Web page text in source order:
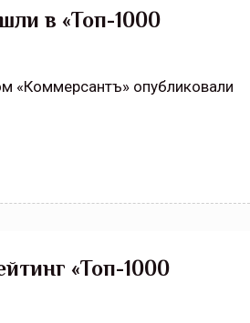
в «Топ-1000
«Коммерсантъ» опубликовали
«Топ-1000
требует переосмысления
в России является одним из наиболее
в мире, однако в отдельных